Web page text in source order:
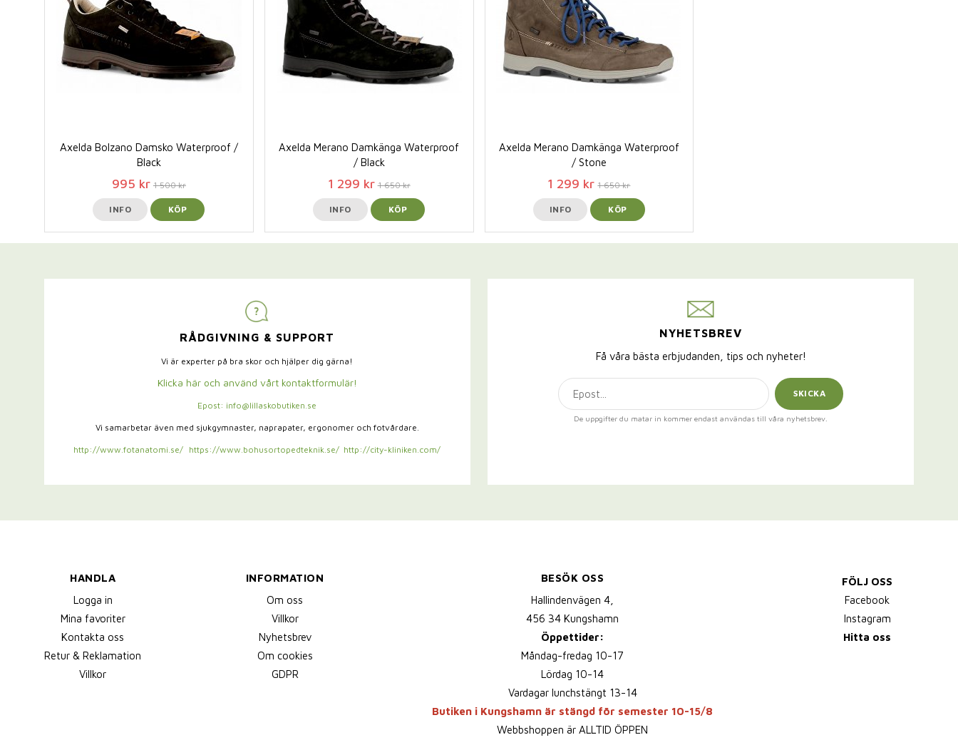
Axelda Bolzano Damsko Waterproof /
Black
995 kr 1 500 kr
INFO KÖP
Axelda Merano Damkänga Waterproof
/ Black
1 299 kr 1 650 kr
INFO KÖP
Axelda Merano Damkänga Waterproof
/ Stone
1 299 kr 1 650 kr
INFO KÖP
RÅDGIVNING & SUPPORT
Vi är experter på bra skor och hjälper dig gärna!
Klicka här och använd vårt kontaktformulär!
Epost: info@lillaskobutiken.se
Vi samarbetar även med sjukgymnaster, naprapater, ergonomer och fotvårdare.
http://www.fotanatomi.se/ https://www.bohusortopedteknik.se/ http://city-kliniken.com/
NYHETSBREV
Få våra bästa erbjudanden, tips och nyheter!
SKICKA
De uppgifter du matar in kommer endast användas till våra nyhetsbrev.
HANDLA
Logga in
Mina favoriter
Kontakta oss
Retur & Reklamation
Villkor
INFORMATION
Om oss
Villkor
Nyhetsbrev
Om cookies
GDPR
BESÖK OSS
Hallindenvägen 4,
456 34 Kungshamn
Öppettider:
Måndag-fredag 10-17
Lördag 10-14
Vardagar lunchstängt 13-14
Butiken i Kungshamn är stängd för semester 10-15/8
Webbshoppen är ALLTID ÖPPEN
FÖLJ OSS
Facebook
Instagram
Hitta oss